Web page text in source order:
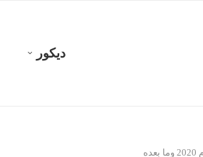
ديكور